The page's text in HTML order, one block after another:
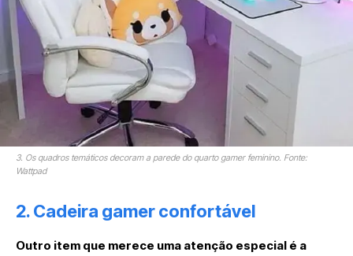
3. Os quadros temáticos decoram a parede do quarto gamer feminino. Fonte:
Wattpad
2. Cadeira gamer confortável
Outro item que merece uma atenção especial é a